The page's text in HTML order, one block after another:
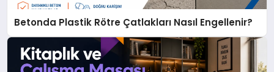
Betonda Plastik Rötre Çatlakları Nasıl Engellenir?